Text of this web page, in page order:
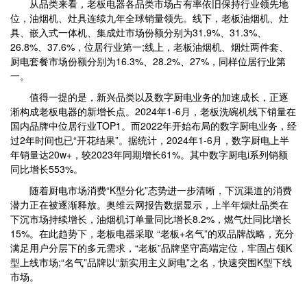
从品类来看，老板电器各品类市场占有率依旧保持行业领先地
位，油烟机、灶具连续九年全球销量领先。线下，老板油烟机、灶
具、嵌入式一体机、集成灶市场份额分别为31.9%、31.3%、
26.8%、37.6%，位居行业第一;线上，老板油烟机、烟灶两件套、
厨电套餐市场份额分别为16.3%、28.2%、27%，同样位居行业第
一。
值得一提的是，新兴品类以及数字厨电业务的加速成长，正逐
渐构成老板电器的新增长点。2024年1-6月，老板洗碗机线下销量在
国内品牌中位居行业TOP1。而2022年开始布局的数字厨电业务，经
过2年时间也已“开花结果”。据统计，2024年1-6月，数字厨电上半
年销量达20w+，较2023年同期增长61%。其中数字厨电i系列销额
同比增长553%。
随着厨电市场消费“K型分化”态势进一步清晰，下沉渠道的消费
潜力正在被逐渐释放。奥维云网报告数据显示，上半年烟灶品类在
下沉市场持续增长，油烟机订单量同比增长8.2%，燃气灶同比增长
15%。在此趋势下，老板电器采取 “老板+名气”的双品牌战略，充分
满足用户分层下的多元需求，“老板”品牌坚守高端定位，牢固占领K
型上线市场;“名气”品牌以“新实用主义厨电”之名，快速突围K型下线
市场。